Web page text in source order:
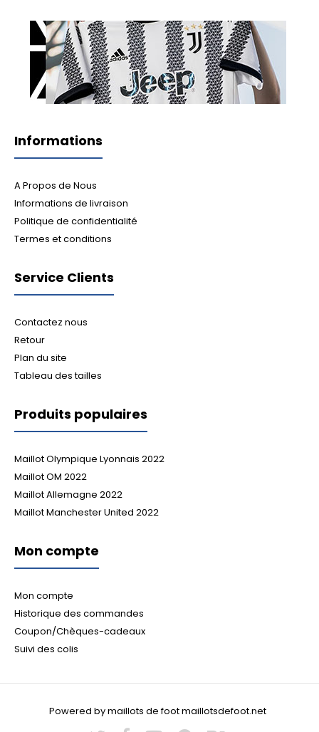
Informations
A Propos de Nous
Informations de livraison
Politique de confidentialité
Termes et conditions
Service Clients
Contactez nous
Retour
Plan du site
Tableau des tailles
Produits populaires
Maillot Olympique Lyonnais 2022
Maillot OM 2022
Maillot Allemagne 2022
Maillot Manchester United 2022
Mon compte
Mon compte
Historique des commandes
Coupon/Chèques-cadeaux
Suivi des colis
Powered by maillots de foot maillotsdefoot.net